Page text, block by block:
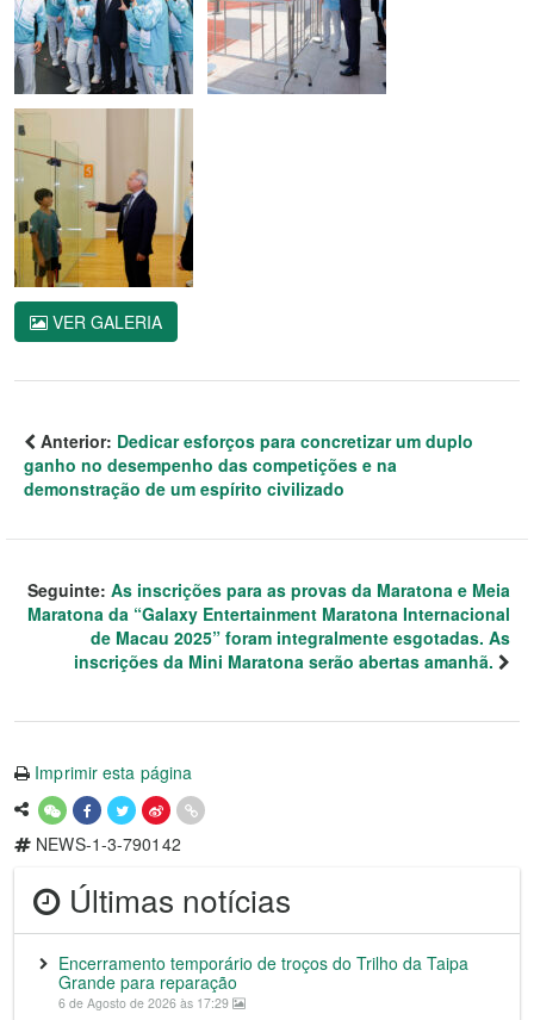
VER GALERIA
Anterior: Dedicar esforços para concretizar um duplo
ganho no desempenho das competições e na
demonstração de um espírito civilizado
Seguinte: As inscrições para as provas da Maratona e Meia
Maratona da “Galaxy Entertainment Maratona Internacional
de Macau 2025” foram integralmente esgotadas. As
inscrições da Mini Maratona serão abertas amanhã.
Imprimir esta página
NEWS-1-3-790142
Últimas notícias
Encerramento temporário de troços do Trilho da Taipa
Grande para reparação
6 de Agosto de 2026 às 17:29